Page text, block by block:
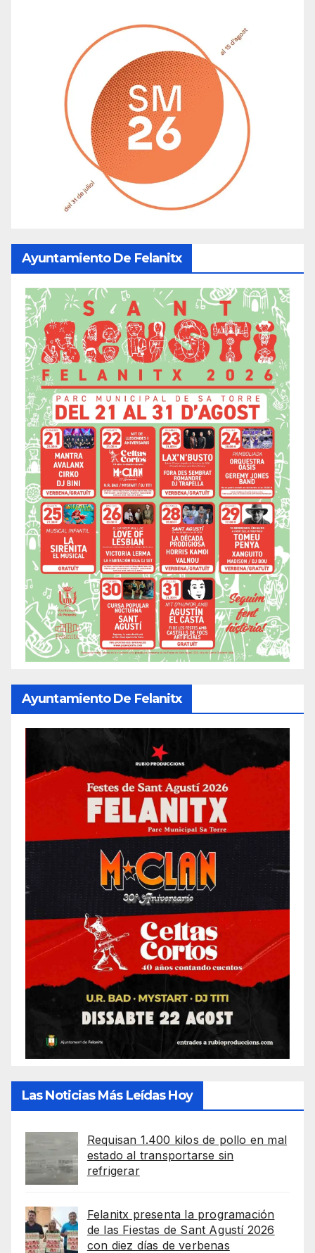
Ayuntamiento De Felanitx
Ayuntamiento De Felanitx
Las Noticias Más Leídas Hoy
Requisan 1.400 kilos de pollo en mal
estado al transportarse sin
refrigerar
Felanitx presenta la programación
de las Fiestas de Sant Agustí 2026
con diez días de verbenas